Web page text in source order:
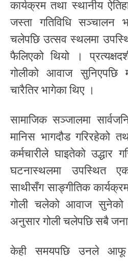
कार्यक्रम तथा स्थानीय
जस्ता गतिविधि सञ्चालन
चलेपछि उत्सव स्थलमा
फैलिएको थियो ।
गोलीको आवाज सुनिएपछि
चारैतिर भागेका थिए ।
सामाजिक सञ्जालमा
मानिस भागदौड गरिरहेको
कर्मचारीले घाइतेको उद्धार
घटनास्थलमा उपस्थित
साथीसँग साङ्गीतिक
गोली चलेको आवाज सुनेको
अनुसार गोली चलेपछि सबै जना
केही समयपछि उनले आफू